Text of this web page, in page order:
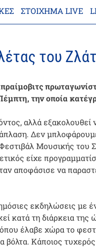
ΣΤΟΊΧΗΜΑ LIVE
του
την οποία
αλλά εξακολουθεί
Δεν
Μουσικής
είχε
αποφάσισε να
εκδηλώσεις με
κατά τη διάρκεια της
έλαβε χώρα το
βόλτα. Κάποιος